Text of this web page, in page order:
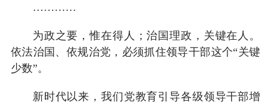
…………
为政之要，惟在得人；治国理政，关键在人。
依法治国、依规治党，必须抓住领导干部这个“关键
少数”。
新时代以来，我们党教育引导各级领导干部增